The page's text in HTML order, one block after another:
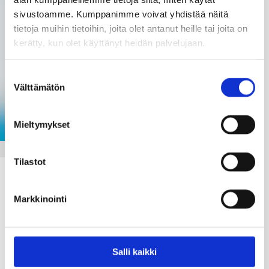
sivustoamme. Kumppanimme voivat yhdistää näitä
tietoja muihin tietoihin, joita olet antanut heille tai joita on
kerätty, kun olet käyttänyt heidän palvelujaan.
valinta
Välttämätön
Mieltymykset
Tilastot
Markkinointi
Salli kaikki
Kuljetuspalvelu uudistuu 1.11.2021 alkaen
29.10.21
Raaseporin kaupunki on kilpailuttanut vammaispalvelu- ja
sosiaalihuoltolain mukaiseen kuljetuspalveluun liittyvät
taksimatkat ja niiden tilausvälityspalvelut